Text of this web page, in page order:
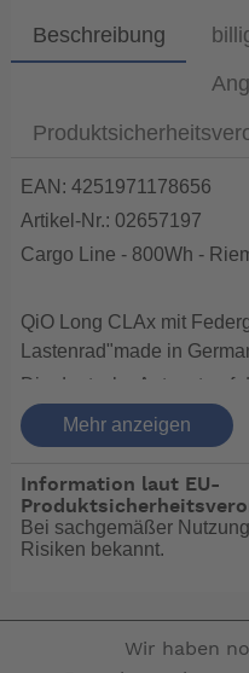
Beschreibung
EAN: 4251971178656
Artikel-Nr.: 02657197
Cargo Line - 800Wh -
QiO Long CLAx mit
Lastenrad"made in
Die deutsche Antwort auf
gibt das QiO Long in zwei
Bosch Performance
Kettenschaltung oder mit
800Wh.Akku ,Gates
Schaltung. Das ganze in
Farben. Serienmässig
Kolben Scheibenbremse.
belastbar(Fahrer
Mehr anzeigen
Information laut EU-
Bei sachgemäßer
Risiken bekannt.
Wir haben